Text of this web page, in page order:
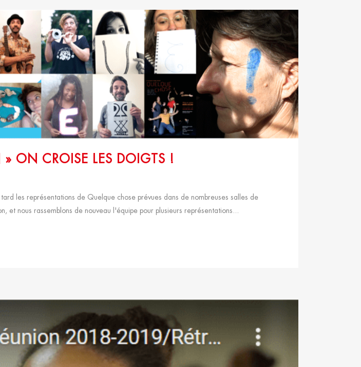
ON CROISE LES DOIGTS !
les représentations de Quelque chose prévues dans de nombreuses salles de
nous rassemblons de nouveau l'équipe pour plusieurs représentations...